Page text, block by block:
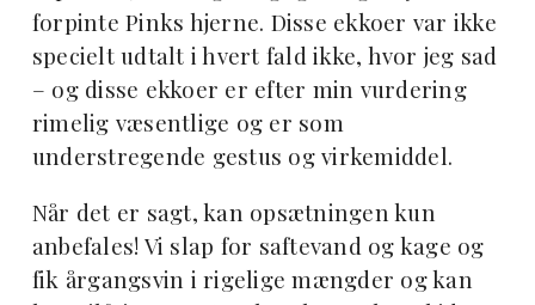
forpinte Pinks hjerne. Disse ekkoer var ikke
specielt udtalt i hvert fald ikke, hvor jeg sad
– og disse ekkoer er efter min vurdering
rimelig væsentlige og er som
understregende gestus og virkemiddel.
Når det er sagt, kan opsætningen kun
anbefales! Vi slap for saftevand og kage og
fik årgangsvin i rigelige mængder og kan